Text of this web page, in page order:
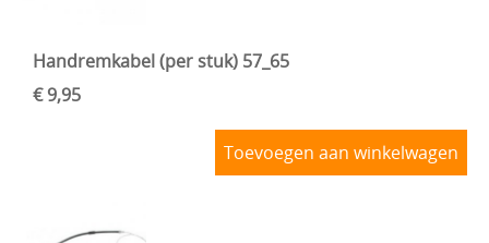
Handremkabel (per stuk) 57_65
€ 9,95
Toevoegen aan winkelwagen